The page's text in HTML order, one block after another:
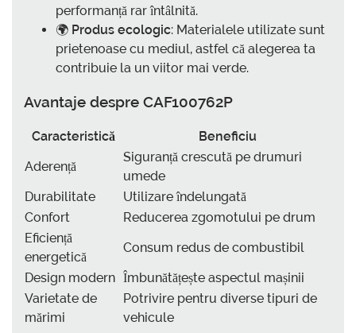
performanță rar întâlnită.
🌍 Produs ecologic: Materialele utilizate sunt
prietenoase cu mediul, astfel că alegerea ta
contribuie la un viitor mai verde.
Avantaje despre CAF100762P
Caracteristică
Beneficiu
Aderență
Siguranță crescută pe drumuri
umede
Durabilitate
Utilizare îndelungată
Confort
Reducerea zgomotului pe drum
Eficiență
energetică
Consum redus de combustibil
Design modern Îmbunătățește aspectul mașinii
Varietate de
mărimi
Potrivire pentru diverse tipuri de
vehicule